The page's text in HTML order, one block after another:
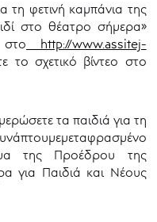
τη φετινή καμπάνια της
στο θέατρο σήμερα»
http://www.assitej-
το σχετικό βίντεο στο
τα παιδιά για τη
της Προέδρου της
για Παιδιά και Νέους